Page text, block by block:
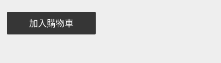
加入購物車